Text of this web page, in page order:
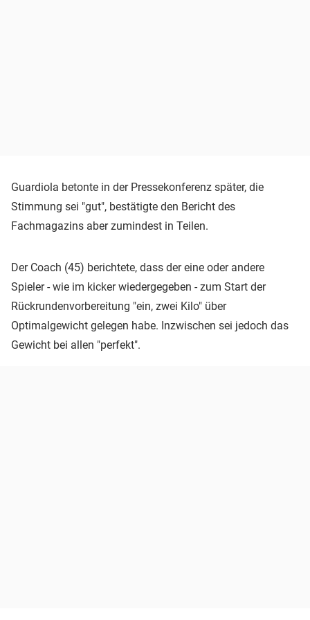
Guardiola betonte in der Pressekonferenz später, die
Stimmung sei "gut", bestätigte den Bericht des
Fachmagazins aber zumindest in Teilen.
Der Coach (45) berichtete, dass der eine oder andere
Spieler - wie im kicker wiedergegeben - zum Start der
Rückrundenvorbereitung "ein, zwei Kilo" über
Optimalgewicht gelegen habe. Inzwischen sei jedoch das
Gewicht bei allen "perfekt".